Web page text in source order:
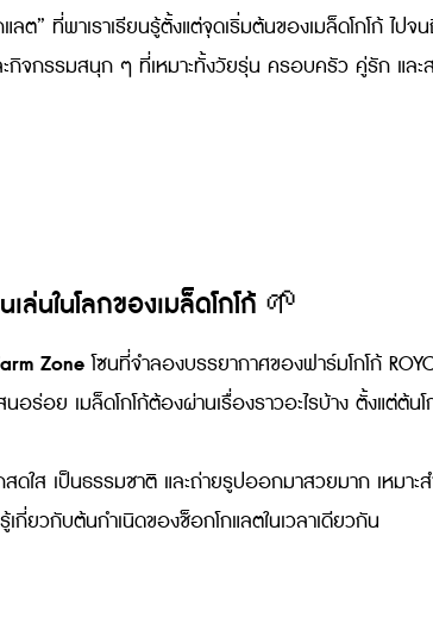
ต” ที่พาเราเรียนรู้ตั้งแต่จุดเริ่มต้นของเมล็ดโกโก้ ไป
กิจกรรมสนุก ๆ ที่เหมาะทั้งวัยรุ่น ครอบครัว คู่รัก และ
ล่นในโลกของเมล็ดโกโก้ 🌱
Zoneโซนที่จำลองบรรยากาศของฟาร์มโกโก้
อร่อย เมล็ดโกโก้ต้องผ่านเรื่องราวอะไรบ้าง ตั้งแต่ต้
ดใส เป็นธรรมชาติ และถ่ายรูปออกมาสวยมาก เหมา
เกี่ยวกับต้นกำเนิดของช็อกโกแลตในเวลาเดียวกัน